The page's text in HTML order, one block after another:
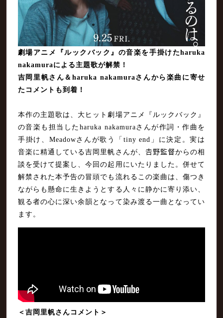
劇場アニメ『ルックバック』の音楽を手掛けたharuka
nakamuraによる主題歌が解禁！
吉岡里帆さん＆haruka nakamuraさんから楽曲に寄せ
たコメントも到着！
本作の主題歌は、大ヒット劇場アニメ『ルックバック』
の音楽も担当したharuka nakamuraさんが作詞・作曲を
手掛け、Meadowさんが歌う「tiny end」に決定。実は
音楽に精通している吉岡里帆さんが、𠮷野監督からの相
談を受けて提案し、今回の起用にいたりました。併せて
解禁された本予告の冒頭でも流れるこの楽曲は、傷つき
ながらも懸命に生きようとする人々に静かに寄り添い、
観る者の心に深い余韻となって染み渡る一曲となってい
ます。
＜吉岡里帆さんコメント＞